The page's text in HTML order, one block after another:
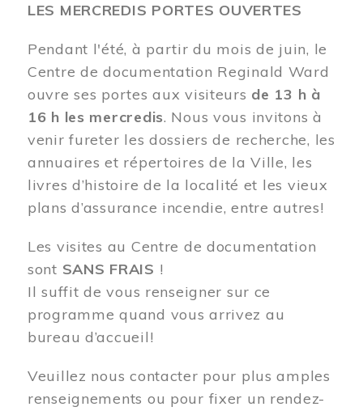
LES MERCREDIS PORTES OUVERTES
Pendant l'été, à partir du mois de juin, le
Centre de documentation Reginald Ward
ouvre ses portes aux visiteurs de 13 h à
16 h les mercredis. Nous vous invitons à
venir fureter les dossiers de recherche, les
annuaires et répertoires de la Ville, les
livres d’histoire de la localité et les vieux
plans d’assurance incendie, entre autres!
Les visites au Centre de documentation
sont SANS FRAIS !
Il suffit de vous renseigner sur ce
programme quand vous arrivez au
bureau d’accueil!
Veuillez nous contacter pour plus amples
renseignements ou pour fixer un rendez-